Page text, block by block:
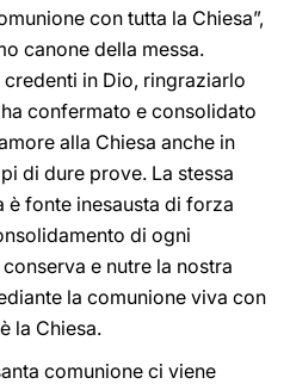
con tutta la Chiesa”,
canone della messa.
in Dio, ringraziarlo
confermato e consolidato
alla Chiesa anche in
di dure prove. La stessa
è fonte inesausta di forza
di ogni
e nutre la nostra
la comunione viva con
la Chiesa.
comunione ci viene